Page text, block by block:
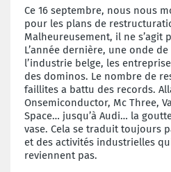
Ce 16 septembre, nous nous
pour les plans de
Malheureusement, il ne s’agit
L’année dernière, une onde
l’industrie belge, les
des dominos. Le nombre de
faillites a battu des records.
Onsemiconductor, Mc Three,
Space… jusqu’à Audi… la
vase. Cela se traduit toujours
et des activités industrielles
reviennent pas.